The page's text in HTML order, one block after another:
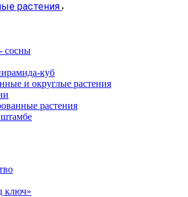
растения
сосны
куб
и округлые растения
растения
ключ»